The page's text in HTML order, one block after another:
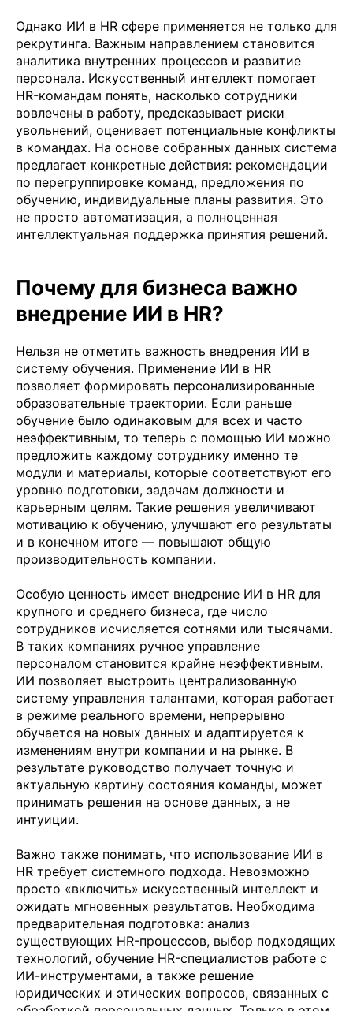
Однако ИИ в HR сфере применяется не только для
рекрутинга. Важным направлением становится
аналитика внутренних процессов и развитие
персонала. Искусственный интеллект помогает
HR-командам понять, насколько сотрудники
вовлечены в работу, предсказывает риски
увольнений, оценивает потенциальные конфликты
в командах. На основе собранных данных система
предлагает конкретные действия: рекомендации
по перегруппировке команд, предложения по
обучению, индивидуальные планы развития. Это
не просто автоматизация, а полноценная
интеллектуальная поддержка принятия решений.
Почему для бизнеса важно
внедрение ИИ в HR?
Нельзя не отметить важность внедрения ИИ в
систему обучения. Применение ИИ в HR
позволяет формировать персонализированные
образовательные траектории. Если раньше
обучение было одинаковым для всех и часто
неэффективным, то теперь с помощью ИИ можно
предложить каждому сотруднику именно те
модули и материалы, которые соответствуют его
уровню подготовки, задачам должности и
карьерным целям. Такие решения увеличивают
мотивацию к обучению, улучшают его результаты
и в конечном итоге — повышают общую
производительность компании.
Особую ценность имеет внедрение ИИ в HR для
крупного и среднего бизнеса, где число
сотрудников исчисляется сотнями или тысячами.
В таких компаниях ручное управление
персоналом становится крайне неэффективным.
ИИ позволяет выстроить централизованную
систему управления талантами, которая работает
в режиме реального времени, непрерывно
обучается на новых данных и адаптируется к
изменениям внутри компании и на рынке. В
результате руководство получает точную и
актуальную картину состояния команды, может
принимать решения на основе данных, а не
интуиции.
Важно также понимать, что использование ИИ в
HR требует системного подхода. Невозможно
просто «включить» искусственный интеллект и
ожидать мгновенных результатов. Необходима
предварительная подготовка: анализ
существующих HR-процессов, выбор подходящих
технологий, обучение HR-специалистов работе с
ИИ-инструментами, а также решение
юридических и этических вопросов, связанных с